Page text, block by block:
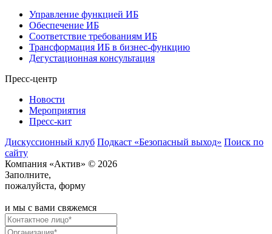
Управление функцией ИБ
Обеспечение ИБ
Соответствие требованиям ИБ
Трансформация ИБ в бизнес-функцию
Дегустационная консультация
Пресс-центр
Новости
Мероприятия
Пресс-кит
Дискуссионный клуб Подкаст «Безопасный выход» Поиск по
сайту
Компания «Актив» © 2026
Заполните,
пожалуйста, форму
и мы с вами свяжемся